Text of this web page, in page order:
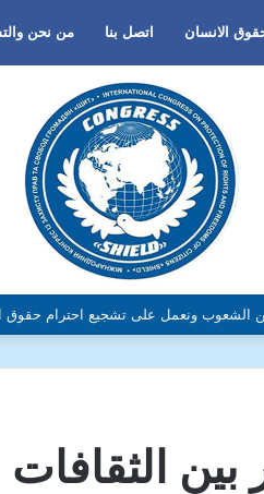
الانسان اتصل بنا من نحن
وتفعيل لغة الحوار والتعايش السلمي
الثقافات